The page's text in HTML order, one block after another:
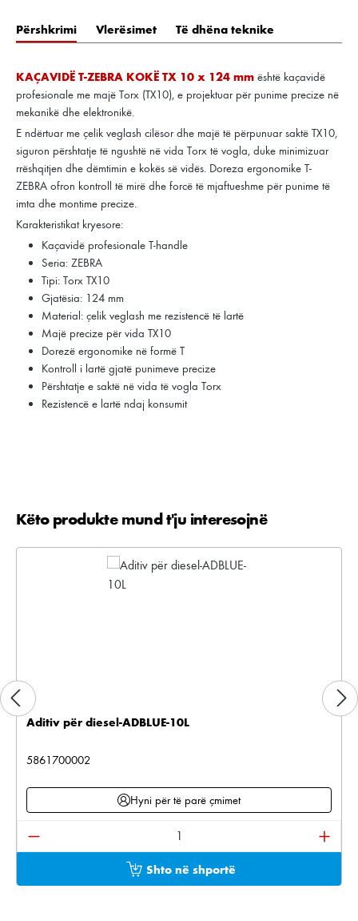
Përshkrimi Vlerësimet Të dhëna teknike
KAÇAVIDË T-ZEBRA KOKË TX 10 x 124 mm është kaçavidë
profesionale me majë Torx (TX10), e projektuar për punime precize në
mekanikë dhe elektronikë.
E ndërtuar me çelik veglash cilësor dhe majë të përpunuar saktë TX10,
siguron përshtatje të ngushtë në vida Torx të vogla, duke minimizuar
rrëshqitjen dhe dëmtimin e kokës së vidës. Doreza ergonomike T-
ZEBRA ofron kontroll të mirë dhe forcë të mjaftueshme për punime të
imta dhe montime precize.
Karakteristikat kryesore:
Kaçavidë profesionale T-handle
Seria: ZEBRA
Tipi: Torx TX10
Gjatësia: 124 mm
Material: çelik veglash me rezistencë të lartë
Majë precize për vida TX10
Dorezë ergonomike në formë T
Kontroll i lartë gjatë punimeve precize
Përshtatje e saktë në vida të vogla Torx
Rezistencë e lartë ndaj konsumit
Kalo galerinë e produktit
Këto produkte mund t'ju interesojnë
Aditiv për diesel-ADBLUE-10L
5861700002
Hyni për të parë çmimet
Sasia e produktit: Shkruani sasinë e dëshiruar
Shto në shportë